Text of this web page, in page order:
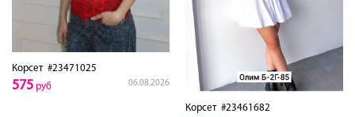
Корсет#23471025
06.08.2026
575 руб
Корсет#23461682